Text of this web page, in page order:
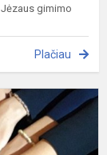
gimimo
Plačiau